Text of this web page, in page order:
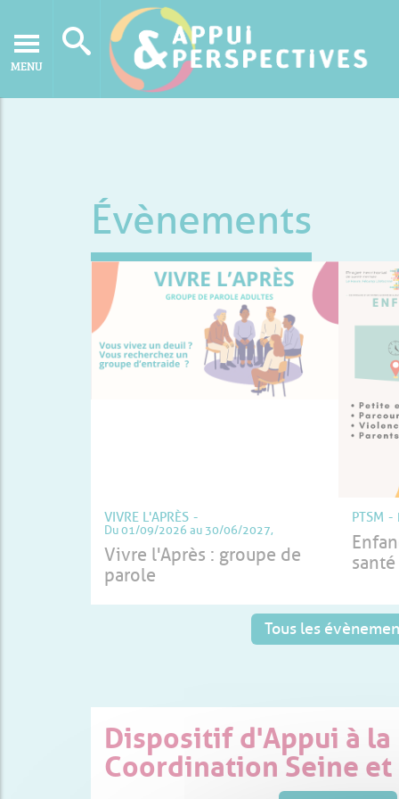
MENU
Évènements
VIVRE L'APRÈS
Du 01/09/2026 au 30/06/2027,
Vivre l'Après : groupe de
parole
Le
santé
Tous les
Dispositif d'Appui à la
Coordination Seine et